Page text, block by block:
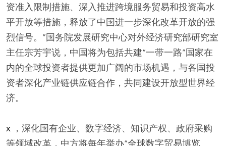
资准入限制措施、深入推进跨境服务贸易和投资高水
平开放等措施，释放了中国进一步深化改革开放的强
烈信号。”国务院发展研究中心对外经济研究部研究室
主任宗芳宇说，中国将为包括共建“一带一路”国家在
内的全球投资者提供更加广阔的市场机遇，与各国投
资者深化产业链供应链合作，共同建设开放型世界经
济。
x ，深化国有企业、数字经济、知识产权、政府采购
等领域改革，中方将每年举办“全球数字贸易博览